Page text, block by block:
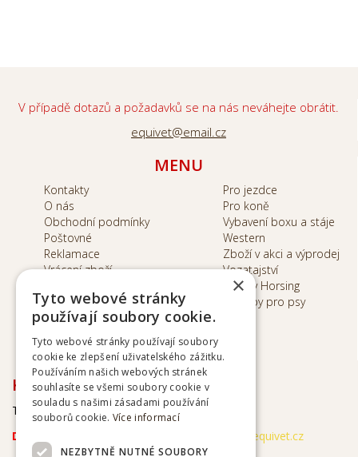
V případě dotazů a požadavků se na nás neváhejte obrátit.
equivet@email.cz
MENU
Kontakty
O nás
Obchodní podmínky
Poštovné
Reklamace
Vrácení zboží
Ochrana ososbních
údajů
Pro jezdce
Pro koně
Vybavení boxu a stáje
Western
Zboží v akci a výprodej
Vozatajství
Hobby Horsing
Potřeby pro psy
KONTAKTY
Tel. kontakt+420774099909
Doporučujem kontakt e-mailem
obchod@equivet.cz
×
Tyto webové stránky
používají soubory cookie.
Tyto webové stránky používají soubory
cookie ke zlepšení uživatelského zážitku.
Používáním našich webových stránek
souhlasíte se všemi soubory cookie v
souladu s našimi zásadami používání
souborů cookie. Více informací
NEZBYTNĚ NUTNÉ SOUBORY